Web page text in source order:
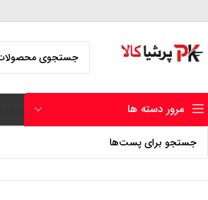
مرور دسته ها